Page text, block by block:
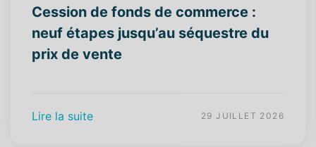
Cession de fonds de commerce :
neuf étapes jusqu’au séquestre du
prix de vente
Lire la suite 29 JUILLET 2026